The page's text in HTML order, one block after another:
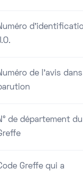
de l'avis
de département du
Greffe qui a